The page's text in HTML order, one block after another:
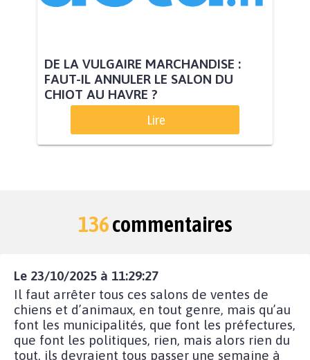
DE LA VULGAIRE MARCHANDISE :
FAUT-IL ANNULER LE SALON DU
CHIOT AU HAVRE ?
Lire
136commentaires
Le 23/10/2025 à 11:29:27
Il faut arrêter tous ces salons de ventes de
chiens et d’animaux, en tout genre, mais qu’au
font les municipalités, que font les préfectures,
que font les politiques, rien, mais alors rien du
tout, ils devraient tous passer une semaine à